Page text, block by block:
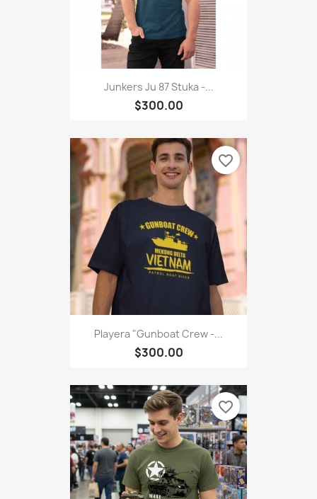
Junkers Ju 87 Stuka -...
$300.00
Playera "Gunboat Crew -...
$300.00
favorite_border
favorite_border